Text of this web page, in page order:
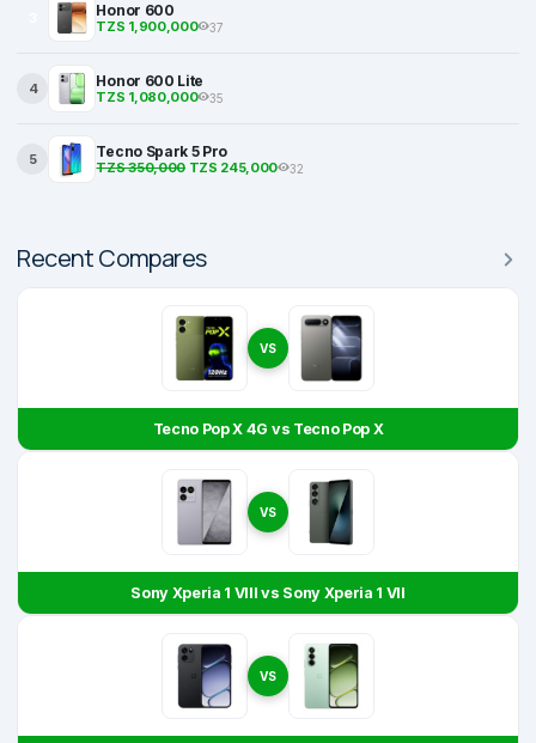
Honor 600
TZS 1,900,000 37
4 Honor 600 Lite
TZS 1,080,000 35
5 Tecno Spark 5 Pro
TZS 350,000TZS 245,000 32
Recent Compares
VS
Tecno Pop X 4G vs Tecno Pop X
VS
Sony Xperia 1 VIII vs Sony Xperia 1 VII
VS